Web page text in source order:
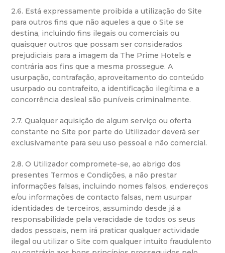
2.6. Está expressamente proibida a utilização do Site
para outros fins que não aqueles a que o Site se
destina, incluindo fins ilegais ou comerciais ou
quaisquer outros que possam ser considerados
prejudiciais para a imagem da The Prime Hotels e
contrária aos fins que a mesma prossegue. A
usurpação, contrafação, aproveitamento do conteúdo
usurpado ou contrafeito, a identificação ilegítima e a
concorrência desleal são puníveis criminalmente.
2.7. Qualquer aquisição de algum serviço ou oferta
constante no Site por parte do Utilizador deverá ser
exclusivamente para seu uso pessoal e não comercial.
2.8. O Utilizador compromete-se, ao abrigo dos
presentes Termos e Condições, a não prestar
informações falsas, incluindo nomes falsos, endereços
e/ou informações de contacto falsas, nem usurpar
identidades de terceiros, assumindo desde já a
responsabilidade pela veracidade de todos os seus
dados pessoais, nem irá praticar qualquer actividade
ilegal ou utilizar o Site com qualquer intuito fraudulento